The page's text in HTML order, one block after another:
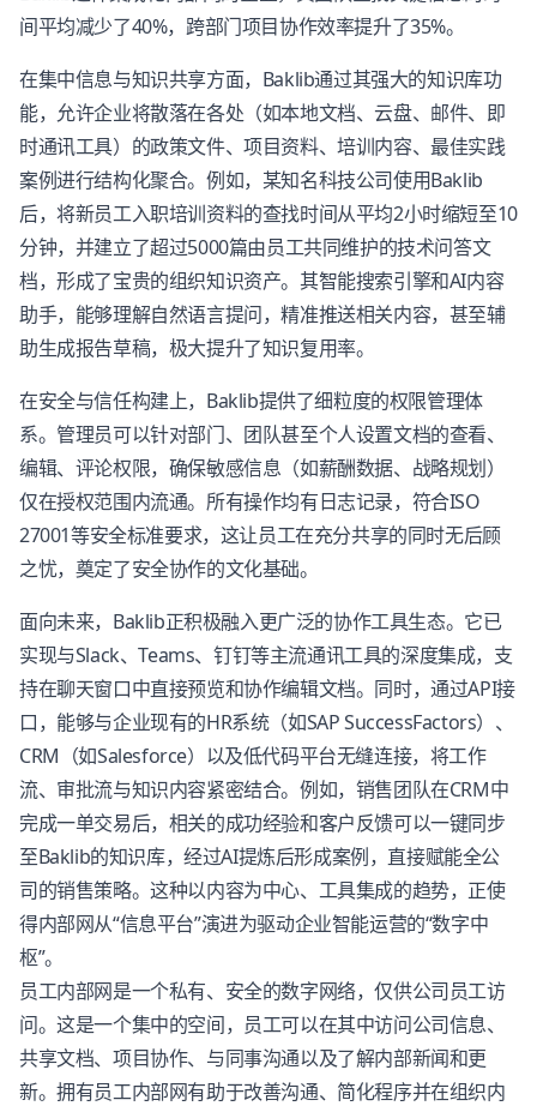
间平均减少了40%，跨部门项目协作效率提升了35%。
在集中信息与知识共享方面，Baklib通过其强大的知识库功
能，允许企业将散落在各处（如本地文档、云盘、邮件、即
时通讯工具）的政策文件、项目资料、培训内容、最佳实践
案例进行结构化聚合。例如，某知名科技公司使用Baklib
后，将新员工入职培训资料的查找时间从平均2小时缩短至10
分钟，并建立了超过5000篇由员工共同维护的技术问答文
档，形成了宝贵的组织知识资产。其智能搜索引擎和AI内容
助手，能够理解自然语言提问，精准推送相关内容，甚至辅
助生成报告草稿，极大提升了知识复用率。
在安全与信任构建上，Baklib提供了细粒度的权限管理体
系。管理员可以针对部门、团队甚至个人设置文档的查看、
编辑、评论权限，确保敏感信息（如薪酬数据、战略规划）
仅在授权范围内流通。所有操作均有日志记录，符合ISO
27001等安全标准要求，这让员工在充分共享的同时无后顾
之忧，奠定了安全协作的文化基础。
面向未来，Baklib正积极融入更广泛的协作工具生态。它已
实现与Slack、Teams、钉钉等主流通讯工具的深度集成，支
持在聊天窗口中直接预览和协作编辑文档。同时，通过API接
口，能够与企业现有的HR系统（如SAP SuccessFactors）、
CRM（如Salesforce）以及低代码平台无缝连接，将工作
流、审批流与知识内容紧密结合。例如，销售团队在CRM中
完成一单交易后，相关的成功经验和客户反馈可以一键同步
至Baklib的知识库，经过AI提炼后形成案例，直接赋能全公
司的销售策略。这种以内容为中心、工具集成的趋势，正使
得内部网从“信息平台”演进为驱动企业智能运营的“数字中
枢”。
员工内部网是一个私有、安全的数字网络，仅供公司员工访
问。这是一个集中的空间，员工可以在其中访问公司信息、
共享文档、项目协作、与同事沟通以及了解内部新闻和更
新。拥有员工内部网有助于改善沟通、简化程序并在组织内